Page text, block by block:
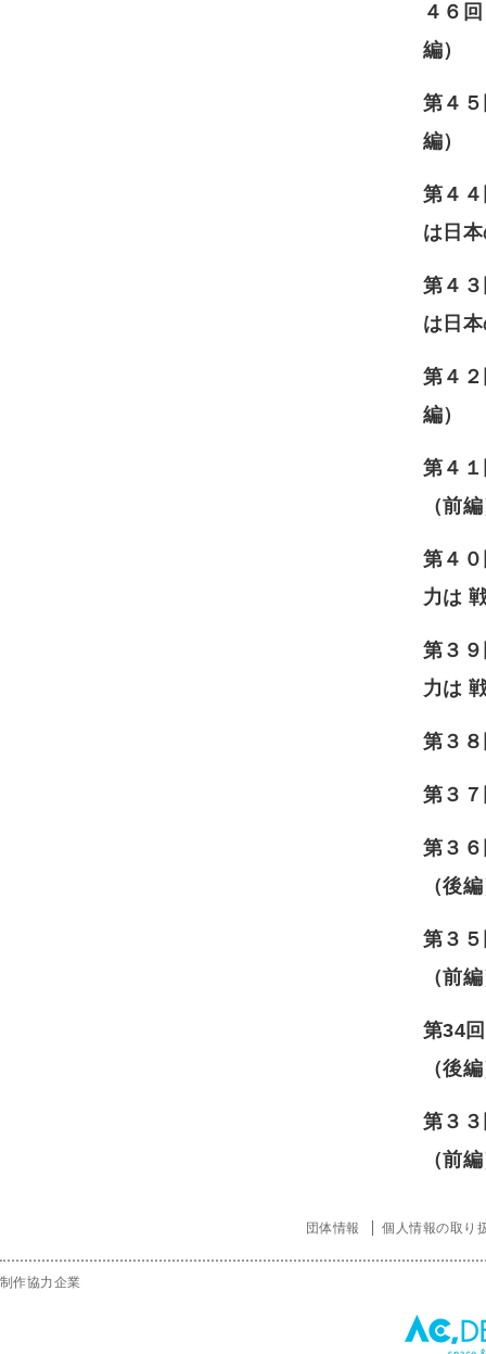
４６
編）
第４
編）
第４
は日
第４
は日
第４
編）
第４
（前
第４
力は
第３
力は
第３
第３
第３
（後
第３
（前
第34
（後
第３
（前
団体情報 個人情報の取り
制作協力企業